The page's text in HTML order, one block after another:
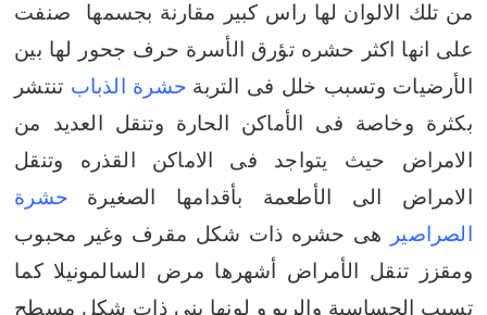
من تلك الالوان لها راس كبير مقارنة بجسمها صنفت
على انها اكثر حشره تؤرق الأسرة حرف جحور لها بين
الأرضيات وتسبب خلل فى التربة حشرة الذباب تنتشر
بكثرة وخاصة فى الأماكن الحارة وتنقل العديد من
الامراض حيث يتواجد فى الاماكن القذره وتنقل
الامراض الى الأطعمة بأقدامها الصغيرة
حشرة
الصراصير
هى حشره ذات شكل مقرف وغير محبوب
ومقزز تنقل الأمراض أشهرها مرض السالمونيلا كما
تسبب الحساسية والربو و لونها بنى ذات شكل مسطح